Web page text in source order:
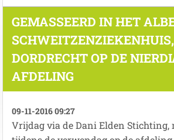
GEMASSEERD IN HET
SCHWEITZENZIEKENHUIS,
DORDRECHT OP DE
AFDELING
09-11-2016 09:27
Vrijdag via de Dani Elden Stichting,